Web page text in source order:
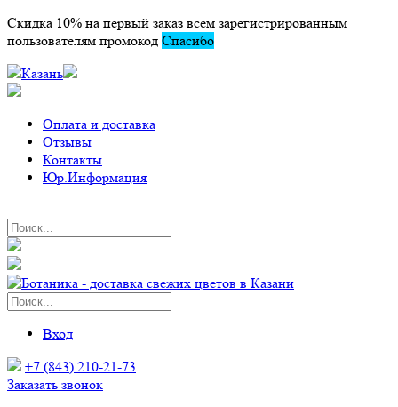
Скидка 10% на первый заказ всем зарегистрированным
пользователям промокод Спасибо
Казань
Оплата и доставка
Отзывы
Контакты
Юр.Информация
Вход
+7 (843) 210-21-73
Заказать звонок